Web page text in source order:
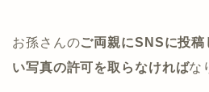
お孫さんのご両親にSNSに投
い写真の許可を取らなければな